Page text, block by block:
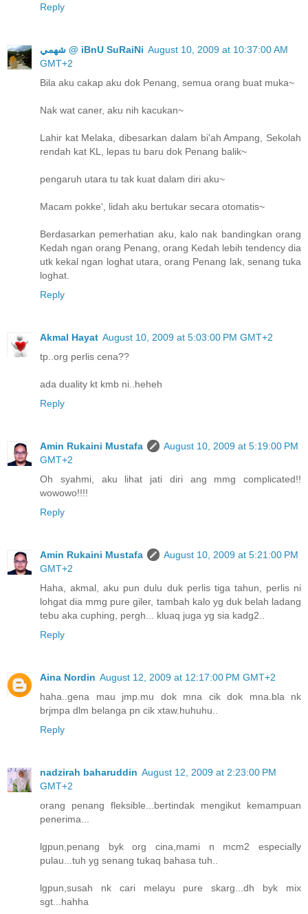
Reply
ﺷﻬﻤﻲ @ iBnU SuRaiNi August 10, 2009 at 10:37:00 AM
GMT+2
Bila aku cakap aku dok Penang, semua orang buat muka~
Nak wat caner, aku nih kacukan~
Lahir kat Melaka, dibesarkan dalam bi'ah Ampang, Sekolah
rendah kat KL, lepas tu baru dok Penang balik~
pengaruh utara tu tak kuat dalam diri aku~
Macam pokke', lidah aku bertukar secara otomatis~
Berdasarkan pemerhatian aku, kalo nak bandingkan orang
Kedah ngan orang Penang, orang Kedah lebih tendency dia
utk kekal ngan loghat utara, orang Penang lak, senang tuka
loghat.
Reply
Akmal Hayat August 10, 2009 at 5:03:00 PM GMT+2
tp..org perlis cena??
ada duality kt kmb ni..heheh
Reply
Amin Rukaini Mustafa
August 10, 2009 at 5:19:00 PM
GMT+2
Oh syahmi, aku lihat jati diri ang mmg complicated!!
wowowo!!!!
Reply
Amin Rukaini Mustafa
August 10, 2009 at 5:21:00 PM
GMT+2
Haha, akmal, aku pun dulu duk perlis tiga tahun, perlis ni
lohgat dia mmg pure giler, tambah kalo yg duk belah ladang
tebu aka cuphing, pergh... kluaq juga yg sia kadg2..
Reply
Aina Nordin August 12, 2009 at 12:17:00 PM GMT+2
haha..gena mau jmp.mu dok mna cik dok mna.bla nk
brjmpa dlm belanga pn cik xtaw.huhuhu..
Reply
nadzirah baharuddin August 12, 2009 at 2:23:00 PM
GMT+2
orang penang fleksible...bertindak mengikut kemampuan
penerima...
lgpun,penang byk org cina,mami n mcm2 especially
pulau...tuh yg senang tukaq bahasa tuh..
lgpun,susah nk cari melayu pure skarg...dh byk mix
sgt...hahha